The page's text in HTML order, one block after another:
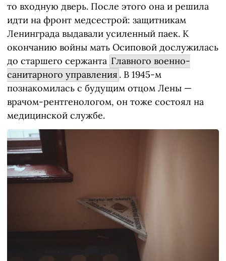
то входную дверь. После этого она и решила
идти на фронт медсестрой: защитникам
Ленинграда выдавали усиленный паек. К
окончанию войны мать Осиповой дослужилась
до старшего сержанта Главного военно-
санитарного управления . В 1945-м
познакомилась с будущим отцом Лены —
врачом-рентгенологом, он тоже состоял на
медицинской службе.